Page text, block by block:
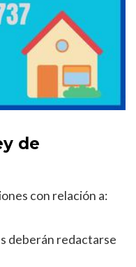
de
con relación a:
deberán redactarse